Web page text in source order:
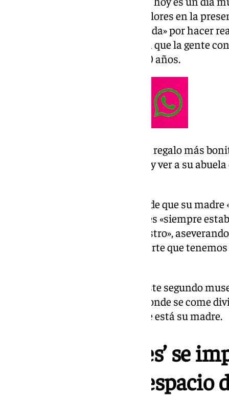
bonito», ha expresado Rosario Flores en la
se ha mostrado «muy emocionada» por hacer
contar con «un rinconcito» para que la gente
artística que ya suma más de 30 años.
Así, ha dicho que para ella es «el regalo más
cuando los tenga, puedan venir y ver a su
Rosario se ha mostrado segura de que su
esto», recordando que Lola Flores «siempre
creía muchísimo en el arte nuestro»,
ya hemos podido demostrar el arte que
Lolita Flores ha esperado que este segundo
, una «tierra maravillosa donde se come
cada piedra que se pisa» y donde está su madre.
El ‘planeta Flores’ se
en un segundo espacio